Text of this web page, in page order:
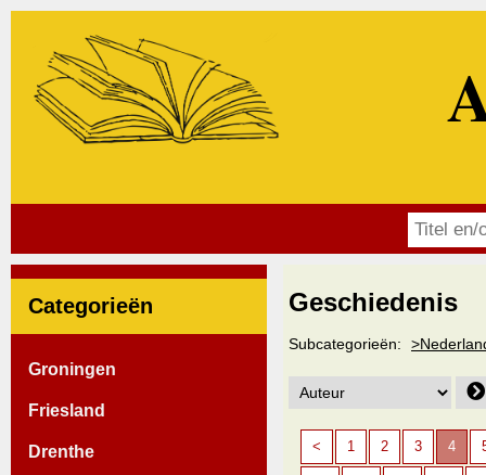
Categorieën
Groningen
Friesland
Drenthe
Geschiedenis
Subcategorieën:
< 1 2 3 4